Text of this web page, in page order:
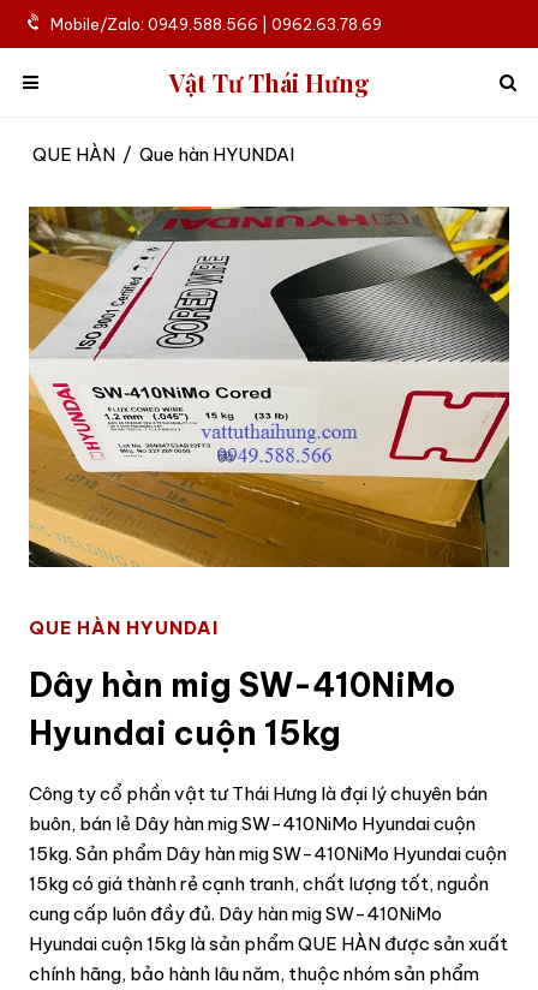
Mobile/Zalo: 0949.588.566 | 0962.63.78.69
Vật Tư Thái Hưng
QUE HÀN / Que hàn HYUNDAI
QUE HÀN HYUNDAI
Dây hàn mig SW-410NiMo
Hyundai cuộn 15kg
Công ty cổ phần vật tư Thái Hưng là đại lý chuyên bán
buôn, bán lẻ Dây hàn mig SW-410NiMo Hyundai cuộn
15kg. Sản phẩm Dây hàn mig SW-410NiMo Hyundai cuộn
15kg có giá thành rẻ cạnh tranh, chất lượng tốt, nguồn
cung cấp luôn đầy đủ. Dây hàn mig SW-410NiMo
Hyundai cuộn 15kg là sản phẩm QUE HÀN được sản xuất
chính hãng, bảo hành lâu năm, thuộc nhóm sản phẩm